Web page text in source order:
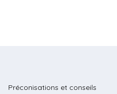
Préconisations et conseils